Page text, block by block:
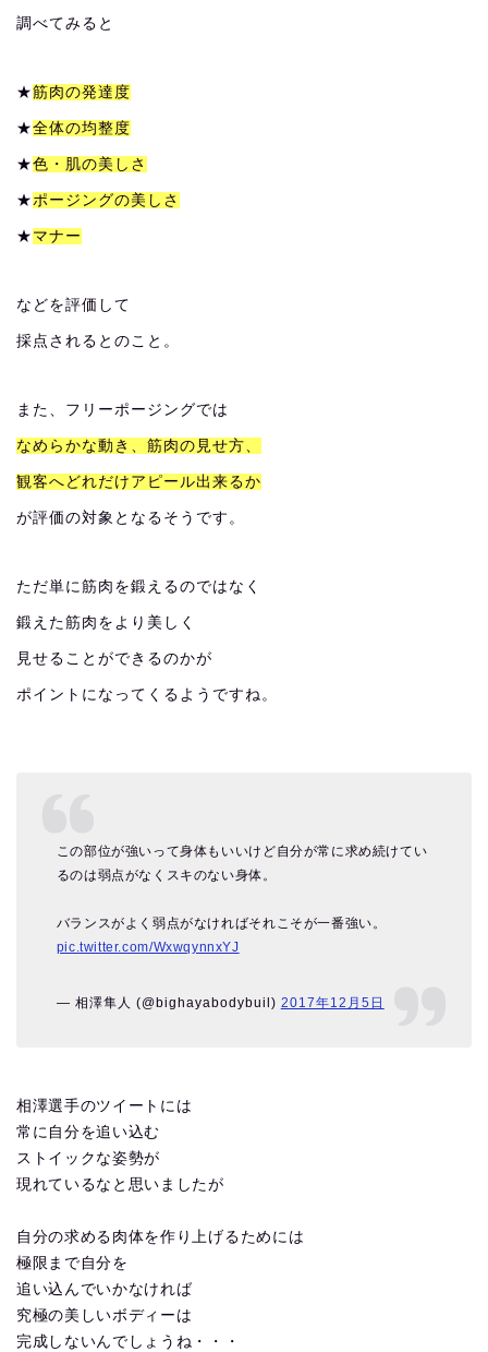
調べてみると
★筋肉の発達度
★全体の均整度
★色・肌の美しさ
★ポージングの美しさ
★ マナー
などを評価して
採点されるとのこと。
また、フリーポージングでは
なめらかな動き、筋肉の見せ方、
観客へどれだけアピール出来るか
が評価の対象となるそうです。
ただ単に筋肉を鍛えるのではなく
鍛えた筋肉をより美しく
見せることができるのかが
ポイントになってくるようですね。
この部位が強いって身体もいいけど自分が常に求め続けてい
るのは弱点がなくスキのない身体。
バランスがよく弱点がなければそれこそが一番強い。
pic.twitter.com/WxwqynnxYJ
— 相澤隼人 (@bighayabodybuil) 2017年12月5日
相澤選手のツイートには
常に自分を追い込む
ストイックな姿勢が
現れているなと思いましたが
自分の求める肉体を作り上げるためには
極限まで自分を
追い込んでいかなければ
究極の美しいボディーは
完成しないんでしょうね・・・